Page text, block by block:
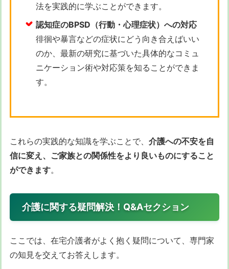
法を実践的に学ぶことができます。
認知症のBPSD（行動・心理症状）への対応
徘徊や暴言などの症状にどう向き合えばいい
のか、最新の研究に基づいた具体的なコミュ
ニケーション術や対応策を知ることができま
す。
これらの実践的な知識を学ぶことで、 介護への不安を自
信に変え、ご家族との関係性をより良いものにすること
ができます。
介護に関する疑問解決！Q&Aセクション
ここでは、在宅介護者がよく抱く疑問について、専門家
の知見を交えてお答えします。